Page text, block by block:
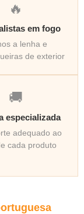
🔥
em fogo
a lenha e
de exterior
🚚
especializada
adequado ao
cada produto